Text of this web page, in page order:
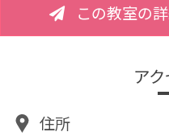
この教室の
ア
住所